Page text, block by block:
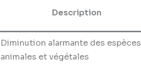
Description
Diminution alarmante des espèces
animales et végétales